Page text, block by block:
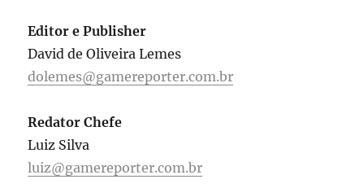
Editor e Publisher
David de Oliveira Lemes
dolemes@gamereporter.com.br
Redator Chefe
Luiz Silva
luiz@gamereporter.com.br